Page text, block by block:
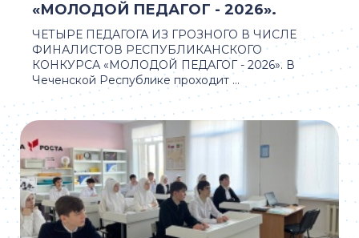
ЧЕТЫРЕ ПЕДАГОГА ИЗ ГРОЗНОГО В ЧИСЛЕ
ФИНАЛИСТОВ РЕСПУБЛИКАНСКОГО
КОНКУРСА «МОЛОДОЙ ПЕДАГОГ - 2026». В
Чеченской Республике проходит ...
«МОЛОДОЙ ПЕДАГОГ - 2026».